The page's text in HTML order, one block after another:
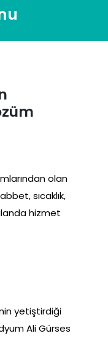
olan
sıcaklık,
hizmet
yetiştirdiği
Ali Gürses